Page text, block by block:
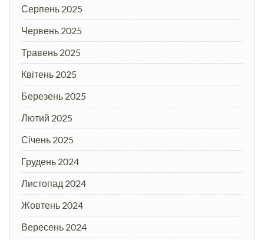
Серпень 2025
Червень 2025
Травень 2025
Квітень 2025
Березень 2025
Лютий 2025
Січень 2025
Грудень 2024
Листопад 2024
Жовтень 2024
Вересень 2024